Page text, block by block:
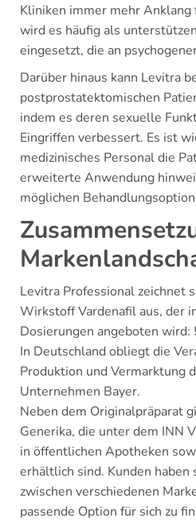
Kliniken immer mehr
wird es häufig als
eingesetzt, die an
Darüber hinaus kann Levitra
postprostatektomischen
indem es deren sexuelle
Eingriffen verbessert. Es ist
medizinisches Personal die
erweiterte Anwendung
möglichen
Levitra Professional zeichnet
Wirkstoff Vardenafil aus, der
Dosierungen angeboten
In Deutschland obliegt die
Produktion und Vermarktung
Unternehmen Bayer.
Neben dem Originalpräparat
Generika, die unter dem INN
in öffentlichen Apotheken
erhältlich sind. Kunden haben
zwischen verschiedenen
passende Option für sich zu